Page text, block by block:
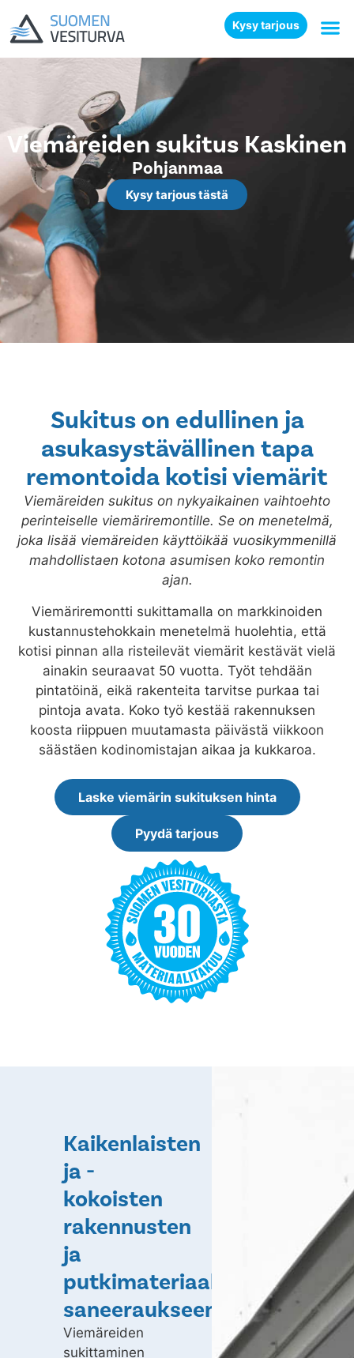
Kysy tarjous
Viemäreiden sukitus Kaskinen
Pohjanmaa
Kysy tarjous tästä
Sukitus on edullinen ja
asukasystävällinen tapa
remontoida kotisi viemärit
Viemäreiden sukitus on nykyaikainen vaihtoehto
perinteiselle viemäriremontille. Se on menetelmä,
joka lisää viemäreiden käyttöikää vuosikymmenillä
mahdollistaen kotona asumisen koko remontin
ajan.
Viemäriremontti sukittamalla on markkinoiden
kustannustehokkain menetelmä huolehtia, että
kotisi pinnan alla risteilevät viemärit kestävät vielä
ainakin seuraavat 50 vuotta. Työt tehdään
pintatöinä, eikä rakenteita tarvitse purkaa tai
pintoja avata. Koko työ kestää rakennuksen
koosta riippuen muutamasta päivästä viikkoon
säästäen kodinomistajan aikaa ja kukkaroa.
Laske viemärin sukituksen hinta
Pyydä tarjous
Kaikenlaisten
ja -
kokoisten
rakennusten
ja
putkimateriaalien
saneeraukseen
Viemäreiden
sukittaminen